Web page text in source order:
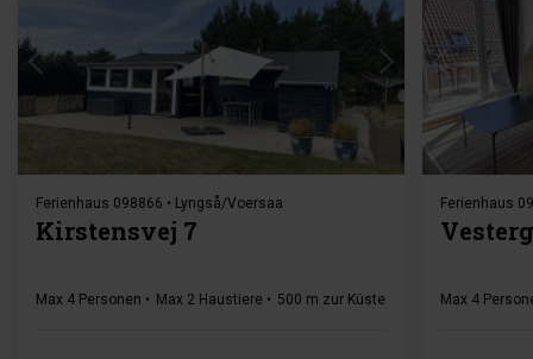
Lädt ...
Ferienhaus 098866 • Lyngså/Voersaa
Kirstensvej 7
Max 4 Personen Max 2 Haustiere 500 m zur Küste 2 Schlafzimmer
Ferienhaus
Max 4